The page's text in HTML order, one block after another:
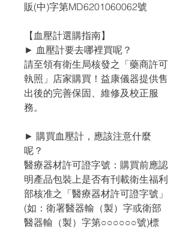
販(中)字第MD6201060062號
【血壓計選購指南】
► 血壓計要去哪裡買呢？
請至領有衛生局核發之「藥商許可
執照」店家購買！益康儀器提供售
出後的完善保固、維修及校正服
務。
► 購買血壓計，應該注意什麼
呢？
醫療器材許可證字號：購買前應認
明產品包裝上是否有刊載衛生福利
部核准之「醫療器材許可證字號」
(如：衛署醫器輸（製）字或衛部
醫器輸（製）字第○○○○○○號)標